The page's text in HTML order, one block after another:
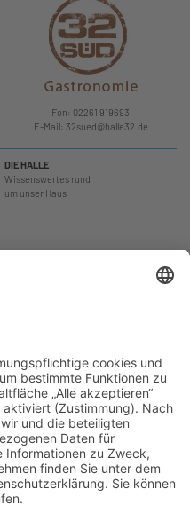
Fon: 02261 919693
E-Mail: 32sued@halle32.de
DIE HALLE
Wissenswertes rund
um unser Haus